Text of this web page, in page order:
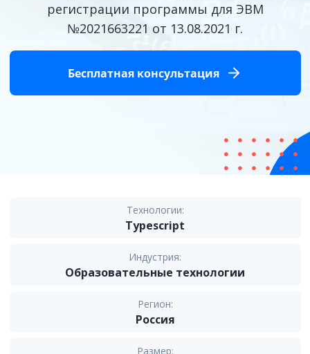
регистрации программы для ЭВМ
№2021663221 от 13.08.2021 г.
Бесплатная консультация
Технологии:
Typescript
Индустрия:
Образовательные технологии
Регион:
Россия
Размер: